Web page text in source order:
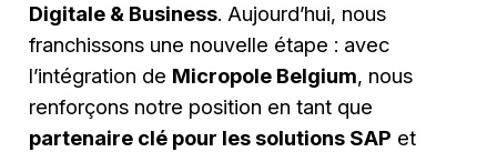
Digitale & Business. Aujourd’hui, nous
franchissons une nouvelle étape : avec
l’intégration de Micropole Belgium, nous
renforçons notre position en tant que
partenaire clé pour les solutions SAP et